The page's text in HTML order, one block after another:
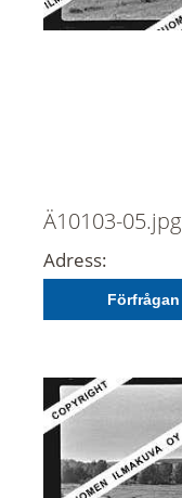
Ä10103-05.jpg
Adress:
Förfrågan